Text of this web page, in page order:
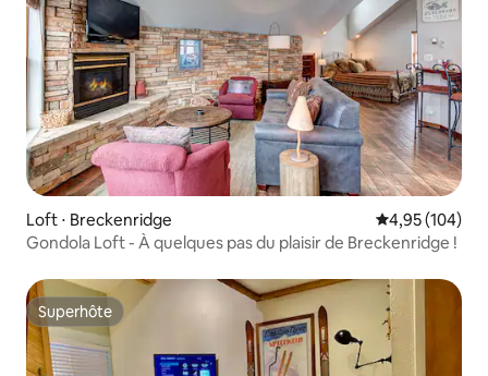
Loft ⋅ Breckenridge Évaluation
4,95 (104)
Gondola Loft - À quelques pas du plaisir de Breckenridge !
Superhôte
Superhôte